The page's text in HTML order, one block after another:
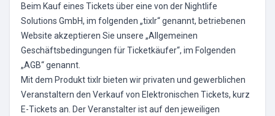
Beim Kauf eines Tickets über eine von der Nightlife
Solutions GmbH, im folgenden „tixlr“ genannt, betriebenen
Website akzeptieren Sie unsere „Allgemeinen
Geschäftsbedingungen für Ticketkäufer“, im Folgenden
„AGB“ genannt.
Mit dem Produkt tixlr bieten wir privaten und gewerblichen
Veranstaltern den Verkauf von Elektronischen Tickets, kurz
E-Tickets an. Der Veranstalter ist auf den jeweiligen